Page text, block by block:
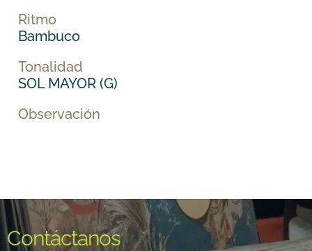
Ritmo
Bambuco
Tonalidad
SOL MAYOR (G)
Observación
Contáctanos